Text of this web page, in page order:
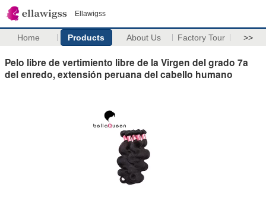
Ellawigss
Home Products About Us Factory Tour >>
Pelo libre de vertimiento libre de la Virgen del grado 7a
del enredo, extensión peruana del cabello humano